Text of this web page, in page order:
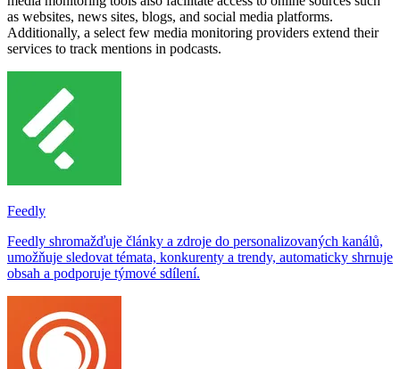
as websites, news sites, blogs, and social media platforms.
Additionally, a select few media monitoring providers extend their
services to track mentions in podcasts.
Feedly
Feedly shromažďuje články a zdroje do personalizovaných kanálů,
umožňuje sledovat témata, konkurenty a trendy, automaticky shrnuje
obsah a podporuje týmové sdílení.